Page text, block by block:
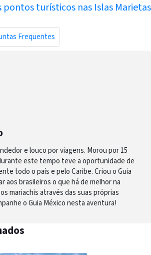
pontos turísticos nas Islas Marietas
Frequentes
e louco por viagens. Morou por 15
este tempo teve a oportunidade de
todo o país e pelo Caribe. Criou o Guia
aos brasileiros o que há de melhor na
mariachis através das suas próprias
o Guia México nesta aventura!